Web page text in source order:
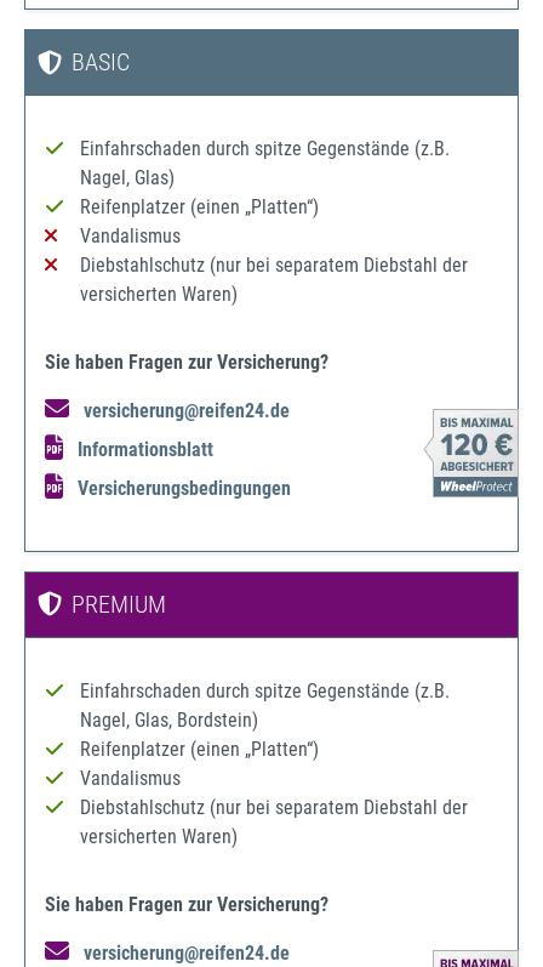
BASIC
Einfahrschaden durch spitze Gegenstände (z.B.
Nagel, Glas)
Reifenplatzer (einen „Platten“)
Vandalismus
Diebstahlschutz (nur bei separatem Diebstahl der
versicherten Waren)
Sie haben Fragen zur Versicherung?
versicherung@reifen24.de
Informationsblatt
Versicherungsbedingungen
PREMIUM
Einfahrschaden durch spitze Gegenstände (z.B.
Nagel, Glas, Bordstein)
Reifenplatzer (einen „Platten“)
Vandalismus
Diebstahlschutz (nur bei separatem Diebstahl der
versicherten Waren)
Sie haben Fragen zur Versicherung?
versicherung@reifen24.de